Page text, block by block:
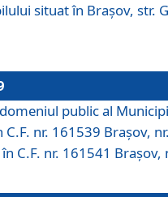
situat în Braşov, str.
public al
nr. 161539 Brașov,
C.F. nr. 161541 Brașov,